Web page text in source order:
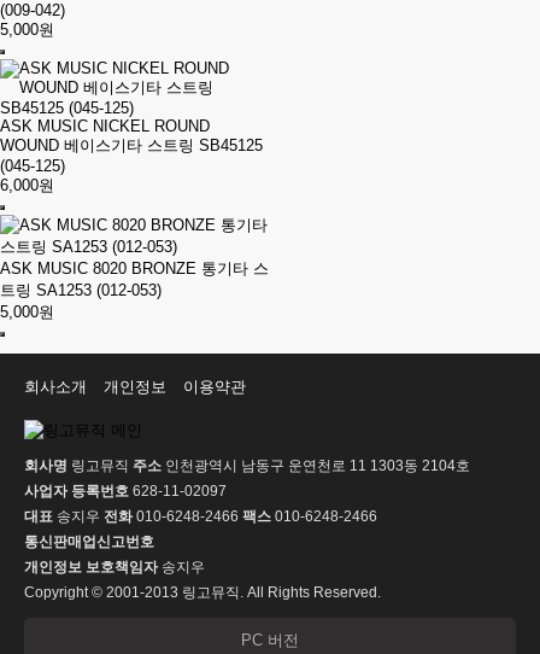
(009-042)
5,000원
ASK MUSIC NICKEL ROUND
WOUND 베이스기타 스트링 SB45125
(045-125)
6,000원
ASK MUSIC 8020 BRONZE 통기타 스
트링 SA1253 (012-053)
5,000원
회사소개 개인정보 이용약관
회사명 링고뮤직 주소 인천광역시 남동구 운연천로 11 1303동 2104호
사업자 등록번호 628-11-02097
대표 송지우 전화010-6248-2466 팩스 010-6248-2466
통신판매업신고번호
개인정보 보호책임자송지우
Copyright © 2001-2013 링고뮤직. All Rights Reserved.
PC 버전